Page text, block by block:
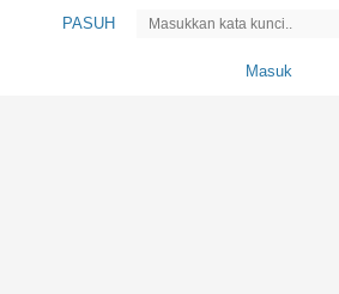
PASUH
Masuk